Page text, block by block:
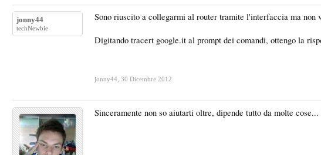
jonny44
techNewbie
Sono riuscito a collegarmi al router tramite l'interfaccia ma
Digitando tracert google.it al prompt dei comandi, ottengo la
jonny44 30 Dicembre 2012
Sinceramente non so aiutarti oltre, dipende tutto da molte